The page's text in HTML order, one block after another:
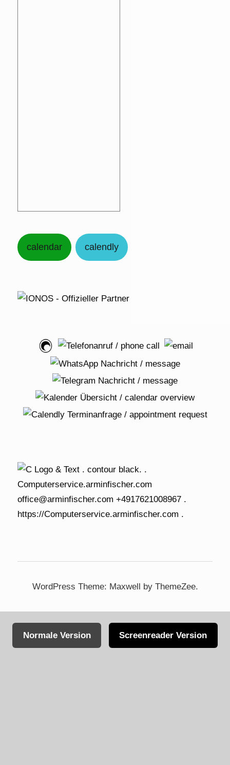
calendar calendly
WordPress Theme: Maxwell by ThemeZee.
Normale Version Screenreader Version